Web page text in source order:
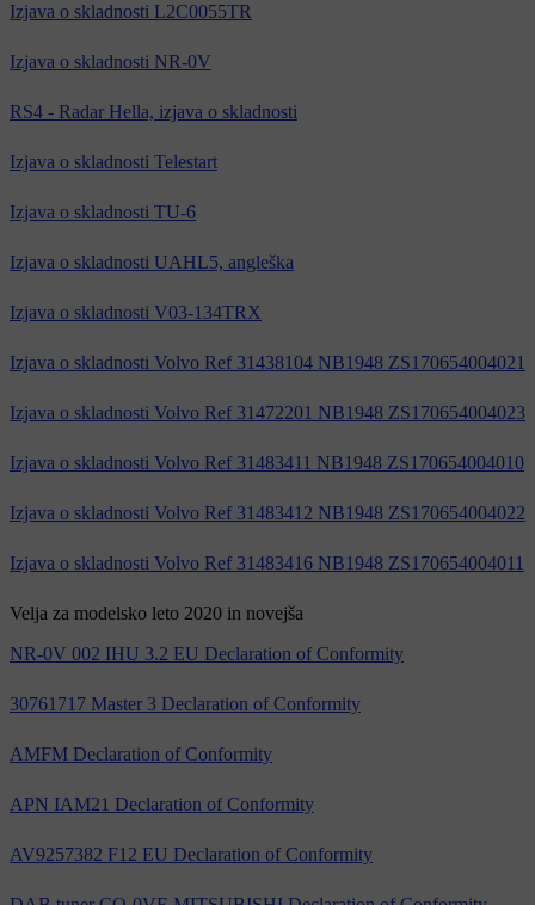
Izjava o skladnosti L2C0055TR
Izjava o skladnosti NR-0V
RS4 - Radar Hella, izjava o skladnosti
Izjava o skladnosti Telestart
Izjava o skladnosti TU-6
Izjava o skladnosti UAHL5, angleška
Izjava o skladnosti V03-134TRX
Izjava o skladnosti Volvo Ref 31438104 NB1948 ZS170654004021
Izjava o skladnosti Volvo Ref 31472201 NB1948 ZS170654004023
Izjava o skladnosti Volvo Ref 31483411 NB1948 ZS170654004010
Izjava o skladnosti Volvo Ref 31483412 NB1948 ZS170654004022
Izjava o skladnosti Volvo Ref 31483416 NB1948 ZS170654004011
Velja za modelsko leto 2020 in novejša
NR-0V 002 IHU 3.2 EU Declaration of Conformity
30761717 Master 3 Declaration of Conformity
AMFM Declaration of Conformity
APN IAM21 Declaration of Conformity
AV9257382 F12 EU Declaration of Conformity